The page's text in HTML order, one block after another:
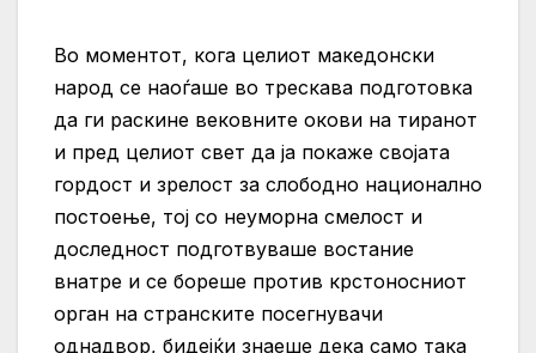
Во моментот, кога целиот македонски
народ се наоѓаше во трескава подготовка
да ги раскине вековните окови на тиранот
и пред целиот свет да ја покаже својата
гордост и зрелост за слободно национално
постоење, тој со неуморна смелост и
доследност подготвуваше востание
внатре и се бореше против крстоносниот
орган на странските посегнувачи
однадвор, бидејќи знаеше дека само така